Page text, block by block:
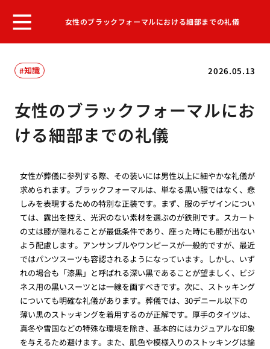
女性のブラックフォーマルにおける細部までの礼儀
2026.05.13
知識
女性のブラックフォーマルにお
ける細部までの礼儀
女性が葬儀に参列する際、その装いには男性以上に細やかな礼儀が
求められます。ブラックフォーマルは、単なる黒い服ではなく、悲
しみを表現するための特別な正装です。まず、服のデザインについ
ては、露出を控え、光沢のない素材を選ぶのが鉄則です。スカート
の丈は膝が隠れることが最低条件であり、座った時にも膝が出ない
よう配慮します。アンサンブルやワンピースが一般的ですが、最近
ではパンツスーツも容認されるようになっています。しかし、いず
れの場合も「漆黒」と呼ばれる深い黒であることが望ましく、ビジ
ネス用の黒いスーツとは一線を画すべきです。次に、ストッキング
についても明確な礼儀があります。葬儀では、30デニール以下の
薄い黒のストッキングを着用するのが正解です。厚手のタイツは、
真冬や雪国などの特殊な環境を除き、基本的にはカジュアルな印象
を与えるため避けます。また、肌色や模様入りのストッキングは論